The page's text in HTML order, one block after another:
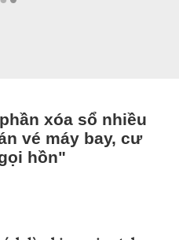
xóa sổ nhiều
vé máy bay, cư
hồn"